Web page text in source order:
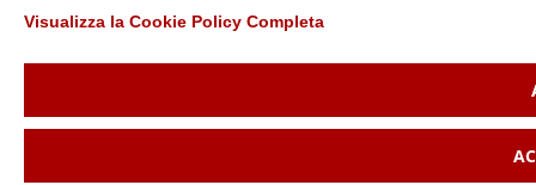
Visualizza la Cookie Policy Completa